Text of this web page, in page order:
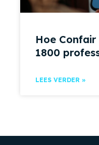
Hoe
1800
LEES VERDER »